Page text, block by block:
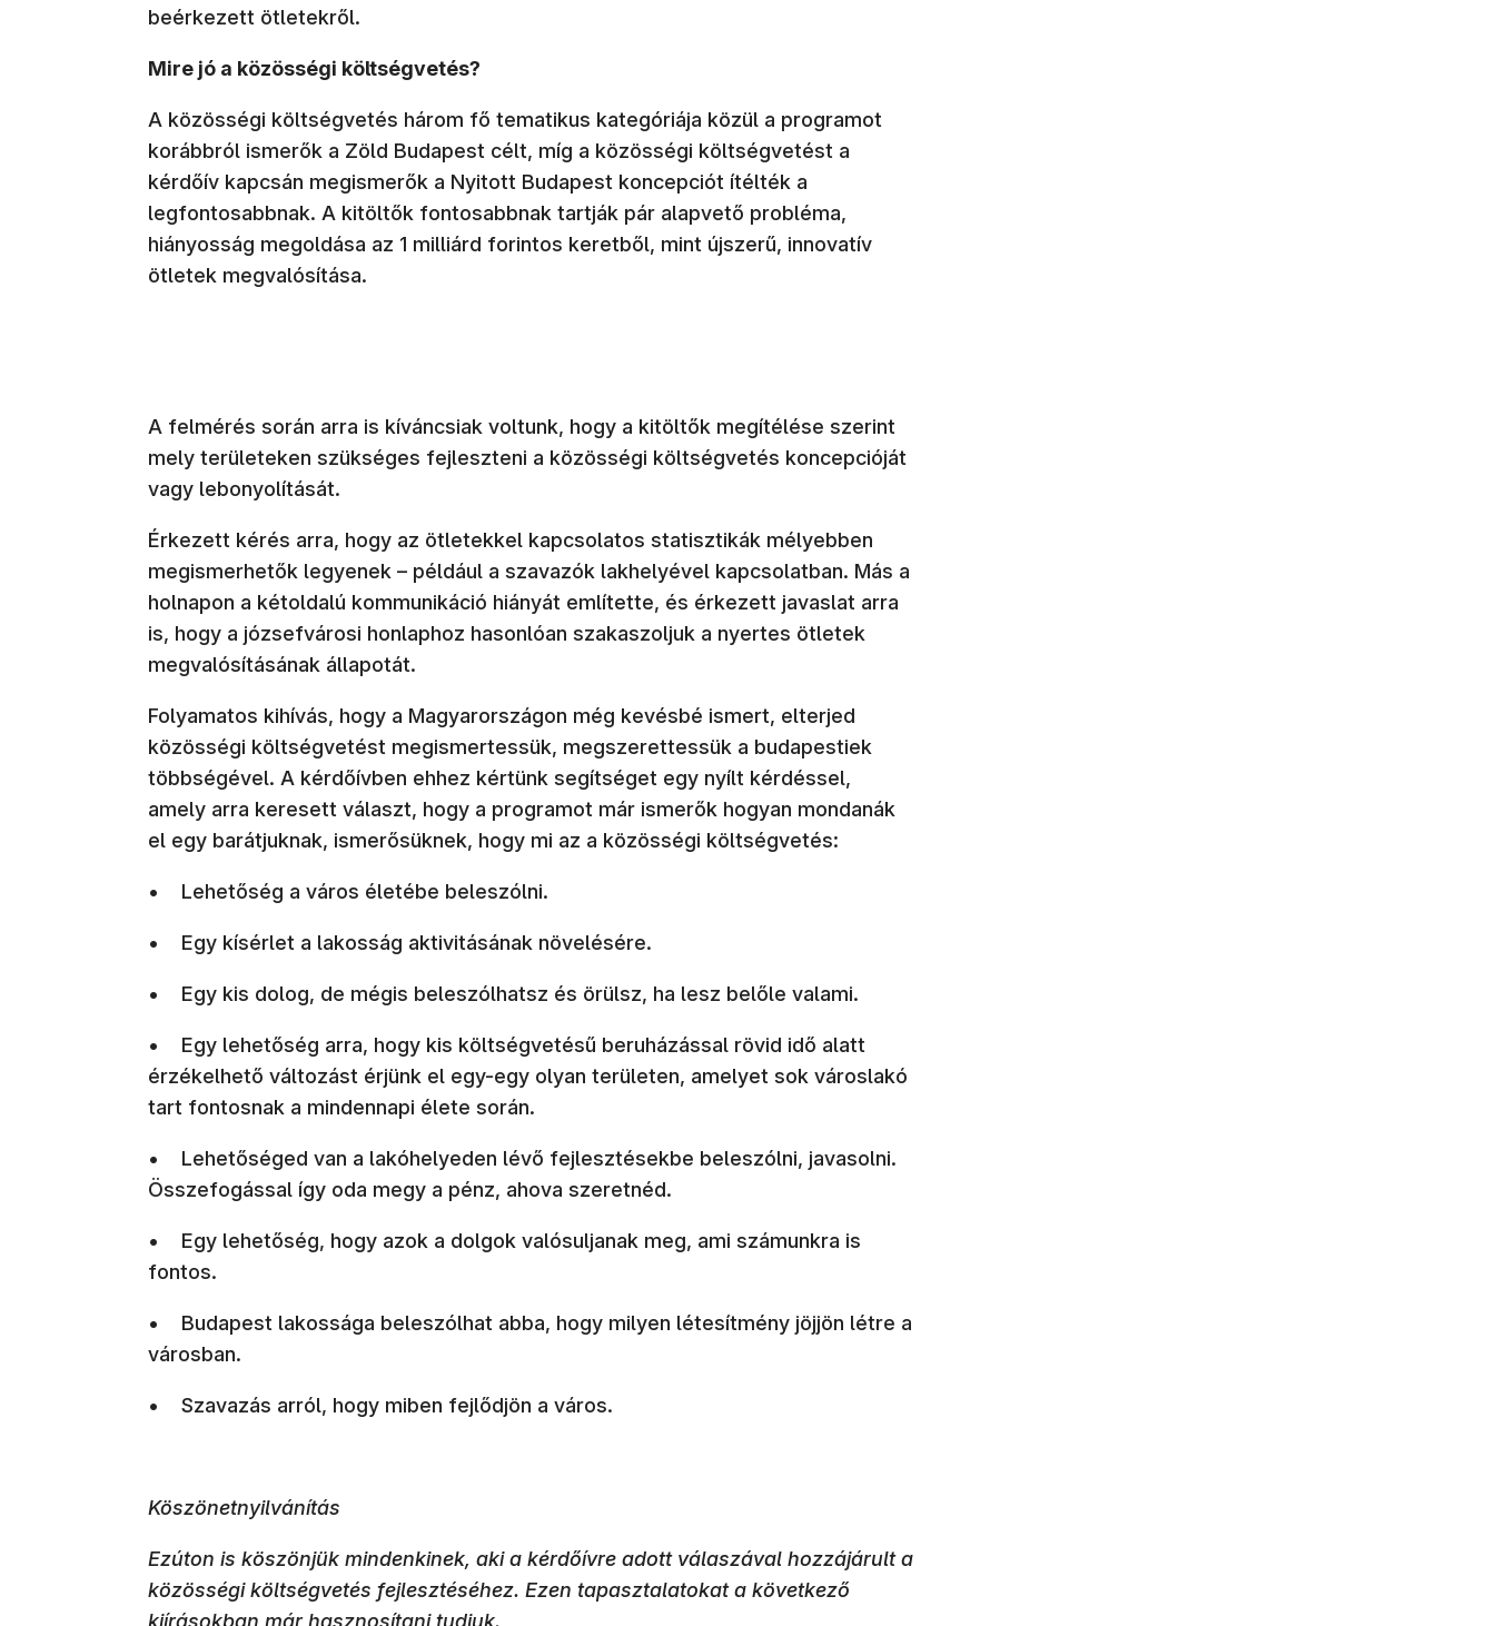
beérkezett ötletekről.
Mire jó a közösségi költségvetés?
A közösségi költségvetés három fő tematikus kategóriája közül a programot
korábbról ismerők a Zöld Budapest célt, míg a közösségi költségvetést a
kérdőív kapcsán megismerők a Nyitott Budapest koncepciót ítélték a
legfontosabbnak. A kitöltők fontosabbnak tartják pár alapvető probléma,
hiányosság megoldása az 1 milliárd forintos keretből, mint újszerű, innovatív
ötletek megvalósítása.
A felmérés során arra is kíváncsiak voltunk, hogy a kitöltők megítélése szerint
mely területeken szükséges fejleszteni a közösségi költségvetés koncepcióját
vagy lebonyolítását.
Érkezett kérés arra, hogy az ötletekkel kapcsolatos statisztikák mélyebben
megismerhetők legyenek – például a szavazók lakhelyével kapcsolatban. Más a
holnapon a kétoldalú kommunikáció hiányát említette, és érkezett javaslat arra
is, hogy a józsefvárosi honlaphoz hasonlóan szakaszoljuk a nyertes ötletek
megvalósításának állapotát.
Folyamatos kihívás, hogy a Magyarországon még kevésbé ismert, elterjed
közösségi költségvetést megismertessük, megszerettessük a budapestiek
többségével. A kérdőívben ehhez kértünk segítséget egy nyílt kérdéssel,
amely arra keresett választ, hogy a programot már ismerők hogyan mondanák
el egy barátjuknak, ismerősüknek, hogy mi az a közösségi költségvetés:
• Lehetőség a város életébe beleszólni.
• Egy kísérlet a lakosság aktivitásának növelésére.
• Egy kis dolog, de mégis beleszólhatsz és örülsz, ha lesz belőle valami.
• Egy lehetőség arra, hogy kis költségvetésű beruházással rövid idő alatt
érzékelhető változást érjünk el egy-egy olyan területen, amelyet sok városlakó
tart fontosnak a mindennapi élete során.
• Lehetőséged van a lakóhelyeden lévő fejlesztésekbe beleszólni, javasolni.
Összefogással így oda megy a pénz, ahova szeretnéd.
• Egy lehetőség, hogy azok a dolgok valósuljanak meg, ami számunkra is
fontos.
• Budapest lakossága beleszólhat abba, hogy milyen létesítmény jöjjön létre a
városban.
• Szavazás arról, hogy miben fejlődjön a város.
Köszönetnyilvánítás
Ezúton is köszönjük mindenkinek, aki a kérdőívre adott válaszával hozzájárult a
közösségi költségvetés fejlesztéséhez. Ezen tapasztalatokat a következő
kiírásokban már hasznosítani tudjuk.